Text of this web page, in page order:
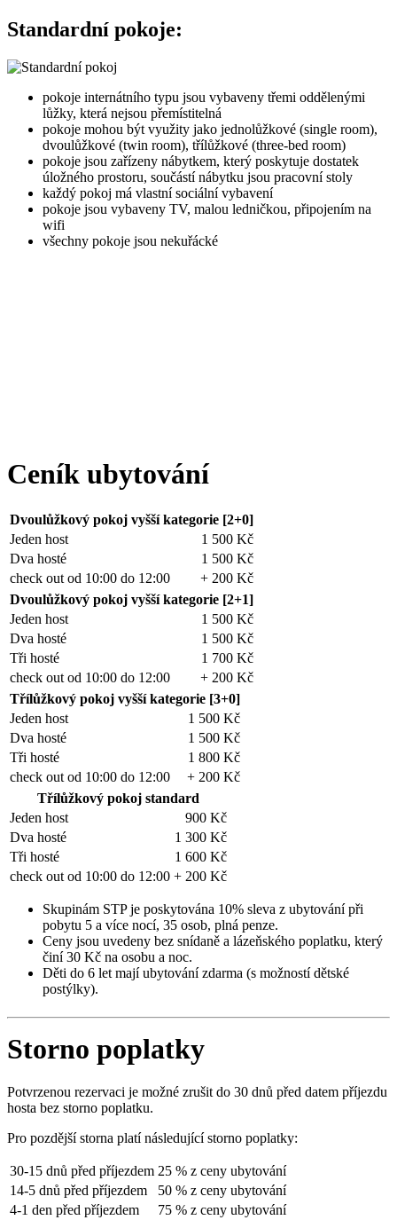
Standardní pokoje:
pokoje internátního typu jsou vybaveny třemi oddělenými
lůžky, která nejsou přemístitelná
pokoje mohou být využity jako jednolůžkové (single room),
dvoulůžkové (twin room), třílůžkové (three-bed room)
pokoje jsou zařízeny nábytkem, který poskytuje dostatek
úložného prostoru, součástí nábytku jsou pracovní stoly
každý pokoj má vlastní sociální vybavení
pokoje jsou vybaveny TV, malou ledničkou, připojením na
wifi
všechny pokoje jsou nekuřácké
Ceník ubytování
Dvoulůžkový pokoj vyšší kategorie [2+0]
Jeden host
1 500 Kč
Dva hosté
1 500 Kč
check out od 10:00 do 12:00
+ 200 Kč
Dvoulůžkový pokoj vyšší kategorie [2+1]
Jeden host
1 500 Kč
Dva hosté
1 500 Kč
Tři hosté
1 700 Kč
check out od 10:00 do 12:00
+ 200 Kč
Třílůžkový pokoj vyšší kategorie [3+0]
Jeden host
1 500 Kč
Dva hosté
1 500 Kč
Tři hosté
1 800 Kč
check out od 10:00 do 12:00
+ 200 Kč
Třílůžkový pokoj standard
Jeden host
900 Kč
Dva hosté
1 300 Kč
Tři hosté
1 600 Kč
check out od 10:00 do 12:00 + 200 Kč
Skupinám STP je poskytována 10% sleva z ubytování při
pobytu 5 a více nocí, 35 osob, plná penze.
Ceny jsou uvedeny bez snídaně a lázeňského poplatku, který
činí 30 Kč na osobu a noc.
Děti do 6 let mají ubytování zdarma (s možností dětské
postýlky).
Storno poplatky
Potvrzenou rezervaci je možné zrušit do 30 dnů před datem příjezdu
hosta bez storno poplatku.
Pro pozdější storna platí následující storno poplatky:
30-15 dnů před příjezdem 25 % z ceny ubytování
14-5 dnů před příjezdem
50 % z ceny ubytování
4-1 den před příjezdem
75 % z ceny ubytování